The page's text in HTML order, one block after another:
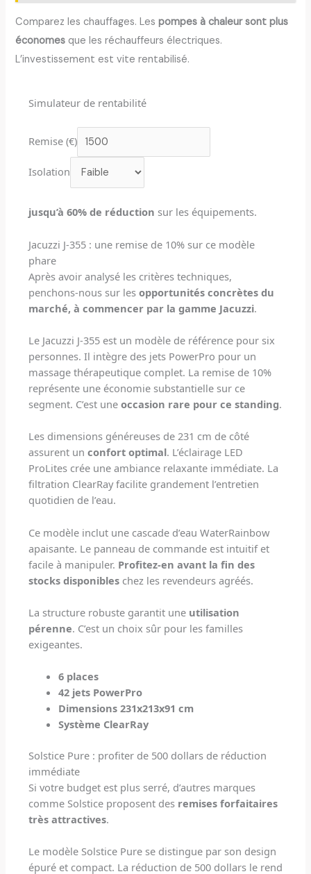
Comparez les chauffages. Lespompes à chaleur sont plus
économes que les réchauffeurs électriques.
L’investissement est vite rentabilisé.
Simulateur de rentabilité
Remise (€)
Isolation
jusqu’à 60% de réduction sur les équipements.
Jacuzzi J-355 : une remise de 10% sur ce modèle
phare
Après avoir analysé les critères techniques,
penchons-nous sur les opportunités concrètes du
marché, à commencer par la gamme Jacuzzi.
Le Jacuzzi J-355 est un modèle de référence pour six
personnes. Il intègre des jets PowerPro pour un
massage thérapeutique complet. La remise de 10%
représente une économie substantielle sur ce
segment. C’est une occasion rare pour ce standing.
Les dimensions généreuses de 231 cm de côté
assurent un confort optimal. L’éclairage LED
ProLites crée une ambiance relaxante immédiate. La
filtration ClearRay facilite grandement l’entretien
quotidien de l’eau.
Ce modèle inclut une cascade d’eau WaterRainbow
apaisante. Le panneau de commande est intuitif et
facile à manipuler. Profitez-en avant la fin des
stocks disponibleschez les revendeurs agréés.
La structure robuste garantit une utilisation
pérenne. C’est un choix sûr pour les familles
exigeantes.
6 places
42 jets PowerPro
Dimensions 231x213x91 cm
Système ClearRay
Solstice Pure : profiter de 500 dollars de réduction
immédiate
Si votre budget est plus serré, d’autres marques
comme Solstice proposent des remises forfaitaires
très attractives.
Le modèle Solstice Pure se distingue par son design
épuré et compact. La réduction de 500 dollars le rend